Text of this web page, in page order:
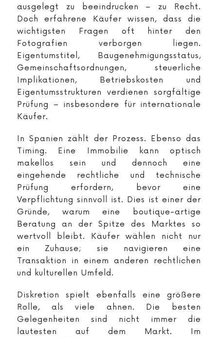
ausgelegt zu beeindrucken – zu Recht.
Doch erfahrene Käufer wissen, dass die
wichtigsten Fragen oft hinter den
Fotografien verborgen liegen.
Eigentumstitel, Baugenehmigungsstatus,
Gemeinschaftsordnungen, steuerliche
Implikationen, Betriebskosten und
Eigentumsstrukturen verdienen sorgfältige
Prüfung – insbesondere für internationale
Käufer.
In Spanien zählt der Prozess. Ebenso das
Timing. Eine Immobilie kann optisch
makellos sein und dennoch eine
eingehende rechtliche und technische
Prüfung erfordern, bevor eine
Verpflichtung sinnvoll ist. Dies ist einer der
Gründe, warum eine boutique-artige
Beratung an der Spitze des Marktes so
wertvoll bleibt. Käufer wählen nicht nur
ein Zuhause; sie navigieren eine
Transaktion in einem anderen rechtlichen
und kulturellen Umfeld.
Diskretion spielt ebenfalls eine größere
Rolle, als viele ahnen. Die besten
Gelegenheiten sind nicht immer die
lautesten auf dem Markt. Im